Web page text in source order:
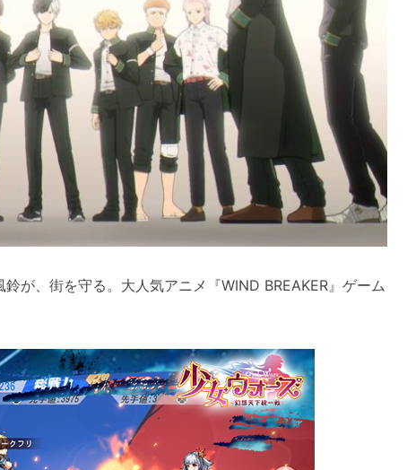
が、街を守る。大人気アニメ『WIND BREAKER』ゲーム